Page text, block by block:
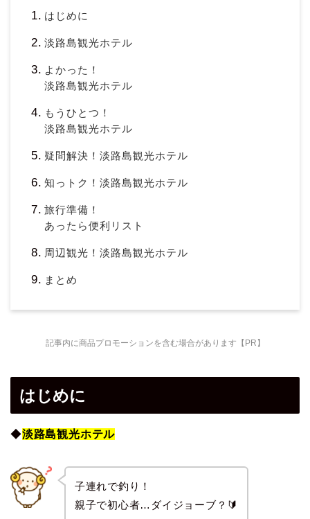
はじめに
淡路島観光ホテル
よかった！
淡路島観光ホテル
もうひとつ！
淡路島観光ホテル
疑問解決！淡路島観光ホテル
知っトク！淡路島観光ホテル
旅行準備！
あったら便利リスト
周辺観光！淡路島観光ホテル
まとめ
記事内に商品プロモーションを含む場合があります【PR】
はじめに
◆淡路島観光ホテル
子連れで釣り！
親子で初心者…ダイジョーブ？🔰